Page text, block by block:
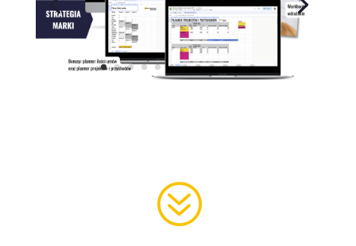
?